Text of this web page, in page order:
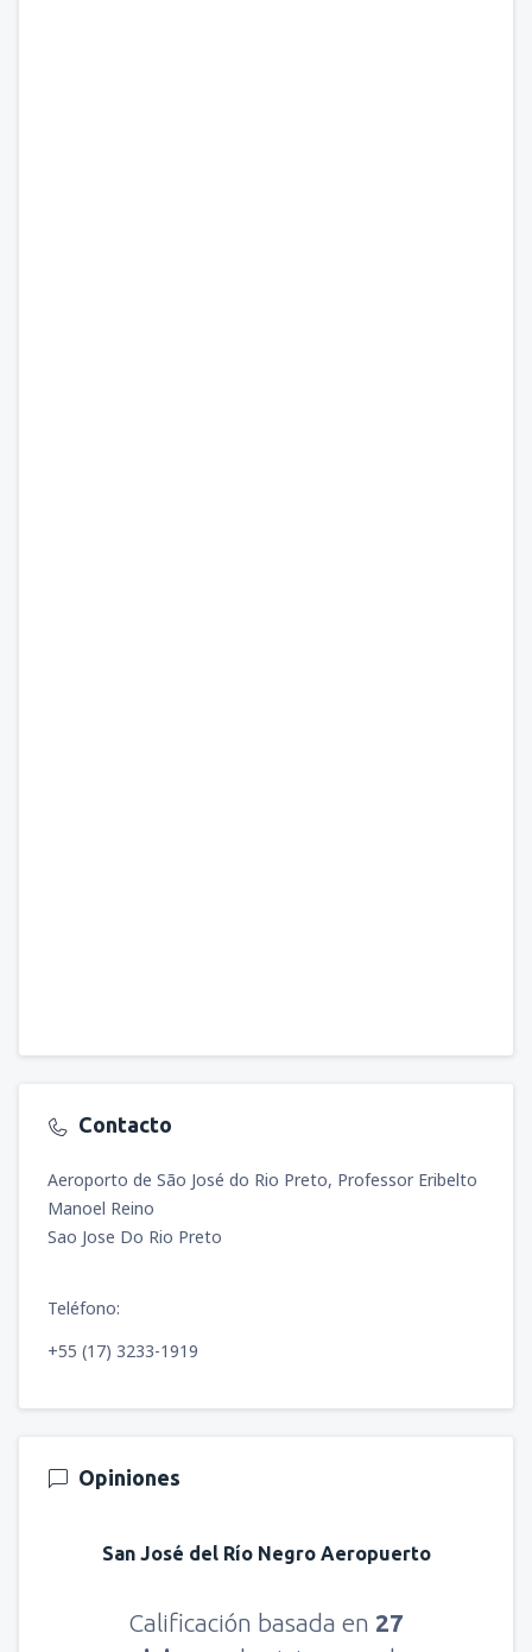
Contacto
Aeroporto de São José do Rio Preto, Professor Eribelto
Manoel Reino
Sao Jose Do Rio Preto
Teléfono:
+55 (17) 3233-1919
Opiniones
San José del Río Negro Aeropuerto
Calificación basada en 27